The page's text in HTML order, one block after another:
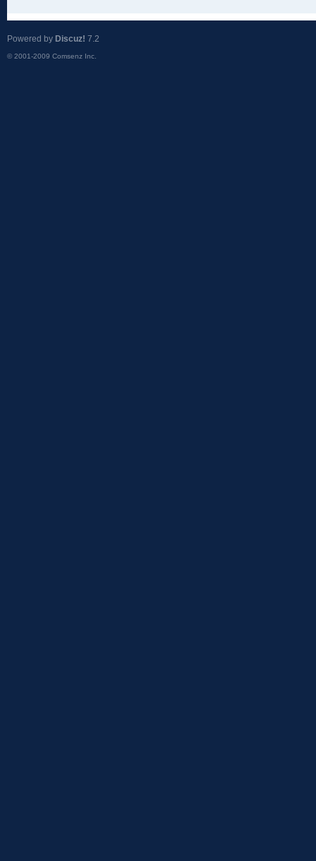
Powered by Discuz! 7.2
© 2001-2009 Comsenz Inc.